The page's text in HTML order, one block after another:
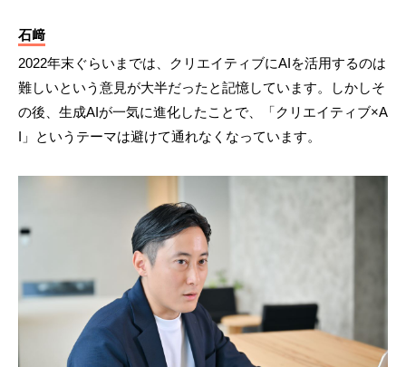
石﨑
2022年末ぐらいまでは、クリエイティブにAIを活用するのは
難しいという意見が大半だったと記憶しています。しかしそ
の後、生成AIが一気に進化したことで、「クリエイティブ×A
I」というテーマは避けて通れなくなっています。